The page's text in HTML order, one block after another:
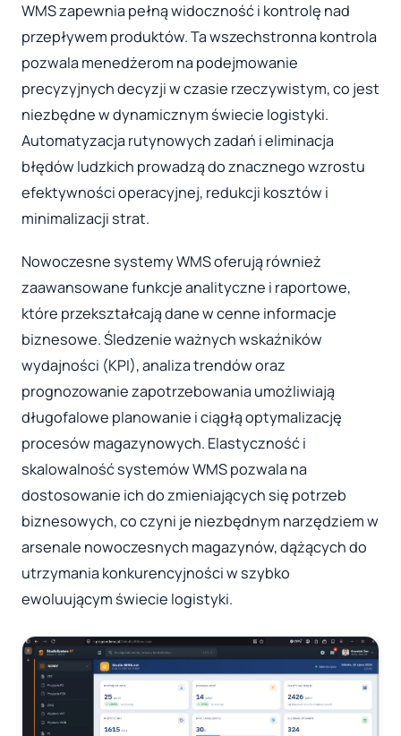
WMS zapewnia pełną widoczność i kontrolę nad
przepływem produktów. Ta wszechstronna kontrola
pozwala menedżerom na podejmowanie
precyzyjnych decyzji w czasie rzeczywistym, co jest
niezbędne w dynamicznym świecie logistyki.
Automatyzacja rutynowych zadań i eliminacja
błędów ludzkich prowadzą do znacznego wzrostu
efektywności operacyjnej, redukcji kosztów i
minimalizacji strat.
Nowoczesne systemy WMS oferują również
zaawansowane funkcje analityczne i raportowe,
które przekształcają dane w cenne informacje
biznesowe. Śledzenie ważnych wskaźników
wydajności (KPI), analiza trendów oraz
prognozowanie zapotrzebowania umożliwiają
długofalowe planowanie i ciągłą optymalizację
procesów magazynowych. Elastyczność i
skalowalność systemów WMS pozwala na
dostosowanie ich do zmieniających się potrzeb
biznesowych, co czyni je niezbędnym narzędziem w
arsenale nowoczesnych magazynów, dążących do
utrzymania konkurencyjności w szybko
ewoluującym świecie logistyki.